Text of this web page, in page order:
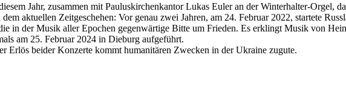
Jahr, zusammen mit Pauluskirchenkantor Lukas Euler an der Winterhalter-Orgel,
aktuellen Zeitgeschehen: Vor genau zwei Jahren, am 24. Februar 2022, startete
in der Musik aller Epochen gegenwärtige Bitte um Frieden. Es erklingt Musik von
am 25. Februar 2024 in Dieburg aufgeführt.
Erlös beider Konzerte kommt humanitären Zwecken in der Ukraine zugute.